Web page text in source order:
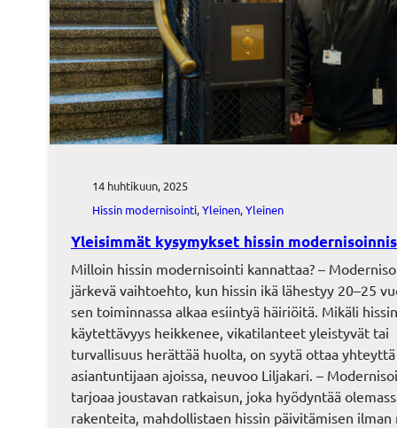
14 huhtikuun, 2025
Hissin modernisointi, Yleinen, Yleinen
Yleisimmät kysymykset hissin
Milloin hissin modernisointi kannattaa? –
järkevä vaihtoehto, kun hissin ikä lähestyy 20–25
sen toiminnassa alkaa esiintyä häiriöitä. Mikäli hissin
käytettävyys heikkenee, vikatilanteet yleistyvät tai
turvallisuus herättää huolta, on syytä ottaa yhteyttä
asiantuntijaan ajoissa, neuvoo Liljakari. –
tarjoaa joustavan ratkaisun, joka hyödyntää
rakenteita, mahdollistaen hissin päivitämisen